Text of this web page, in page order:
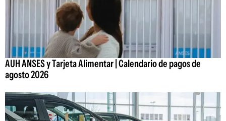
AUH ANSES y Tarjeta Alimentar | Calendario de pagos de
agosto 2026